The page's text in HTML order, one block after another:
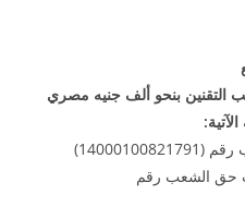
التقنين بنحو ألف جنيه مصري
حق الشعب رقم